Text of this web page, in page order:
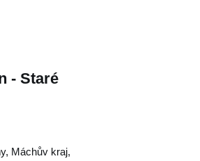
- Staré
, Máchův kraj,